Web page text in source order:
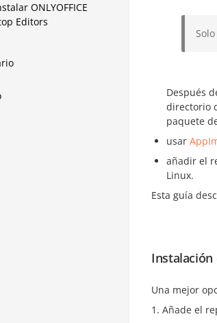
ONLYOFFICE
Editors
Después
directorio
paquete
usar
añadir el
Linux.
Esta guía
Instalación
Una mejor
Añade el